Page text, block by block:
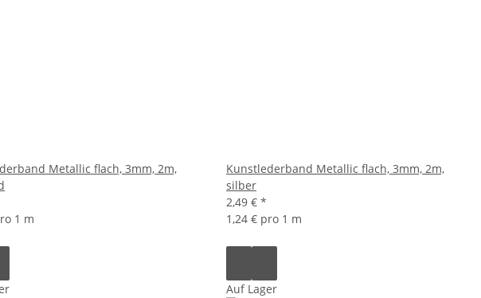
Metallic flach, 3mm, 2m,
1 m
Kunstlederband Metallic flach, 3mm, 2m,
silber
2,49 € *
1,24 € pro 1 m
Auf Lager